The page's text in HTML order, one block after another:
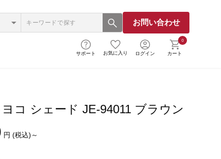
お問い合わせ
サポート お気に入り ログイン
0
カート
コ シェード JE-94011 ブラウン
円 (税込)～